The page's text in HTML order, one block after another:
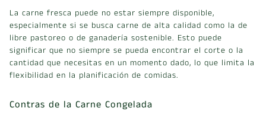
La carne fresca puede no estar siempre disponible,
especialmente si se busca carne de alta calidad como la de
libre pastoreo o de ganadería sostenible. Esto puede
significar que no siempre se pueda encontrar el corte o la
cantidad que necesitas en un momento dado, lo que limita la
flexibilidad en la planificación de comidas.
Contras de la Carne Congelada